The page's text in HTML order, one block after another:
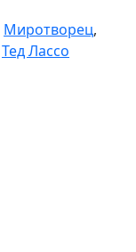
Миротворец,
Тед Лассо